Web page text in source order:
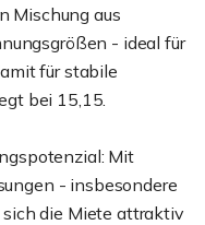
Mischung aus
- ideal für
für stabile
bei 15,15.
Mit
- insbesondere
die Miete attraktiv